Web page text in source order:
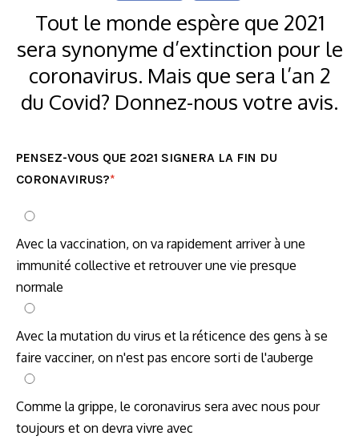
Tout le monde espère que 2021
sera synonyme d’extinction pour le
coronavirus. Mais que sera l’an 2
du Covid? Donnez-nous votre avis.
PENSEZ-VOUS QUE 2021 SIGNERA LA FIN DU
CORONAVIRUS?*
Avec la vaccination, on va rapidement arriver à une
immunité collective et retrouver une vie presque
normale
Avec la mutation du virus et la réticence des gens à se
faire vacciner, on n'est pas encore sorti de l'auberge
Comme la grippe, le coronavirus sera avec nous pour
toujours et on devra vivre avec